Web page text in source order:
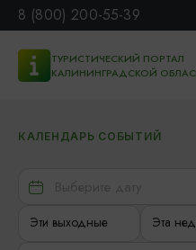
8 (800) 200-55-39
ТУРИСТИЧЕСКИЙ ПОРТАЛ
КАЛИНИНГРАДСКОЙ
КАЛЕНДАРЬ СОБЫТИЙ
Эти выходные Эта